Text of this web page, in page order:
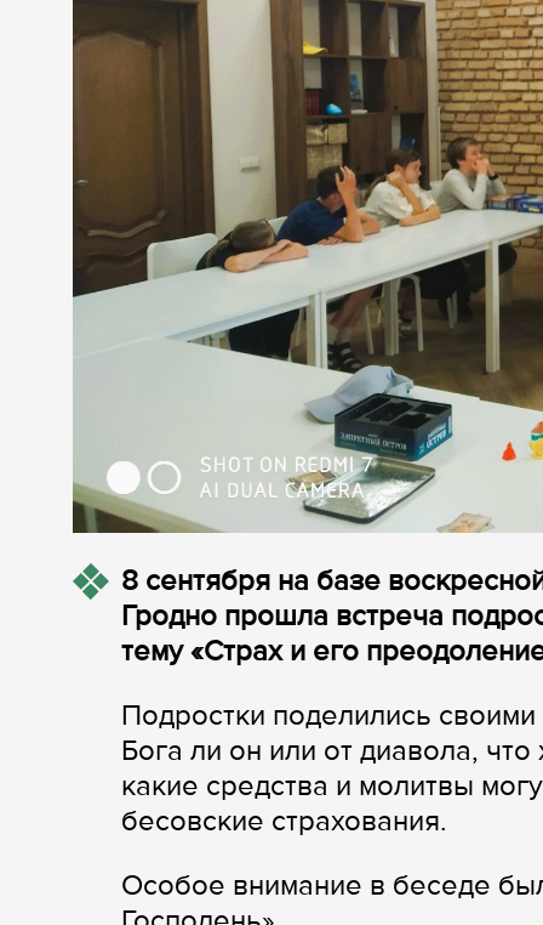
8 сентября на базе
Гродно прошла встреча
тему «Страх и его
Подростки поделились своими
Бога ли он или от диавола,
какие средства и молитвы
бесовские страхования.
Особое внимание в беседе